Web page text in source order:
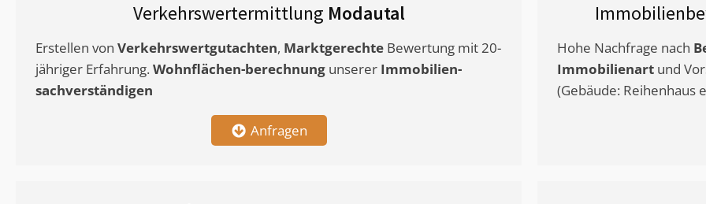
Verkehrswertermittlung Modautal
Erstellen von Verkehrswertgutachten, Marktgerechte Bewertung mit 20-
jähriger Erfahrung. Wohnflächen-berechnung unserer Immobilien-
sachverständigen
Anfragen
Hohe Nachfrage nach
Immobilienart und
(Gebäude: Reihenhaus